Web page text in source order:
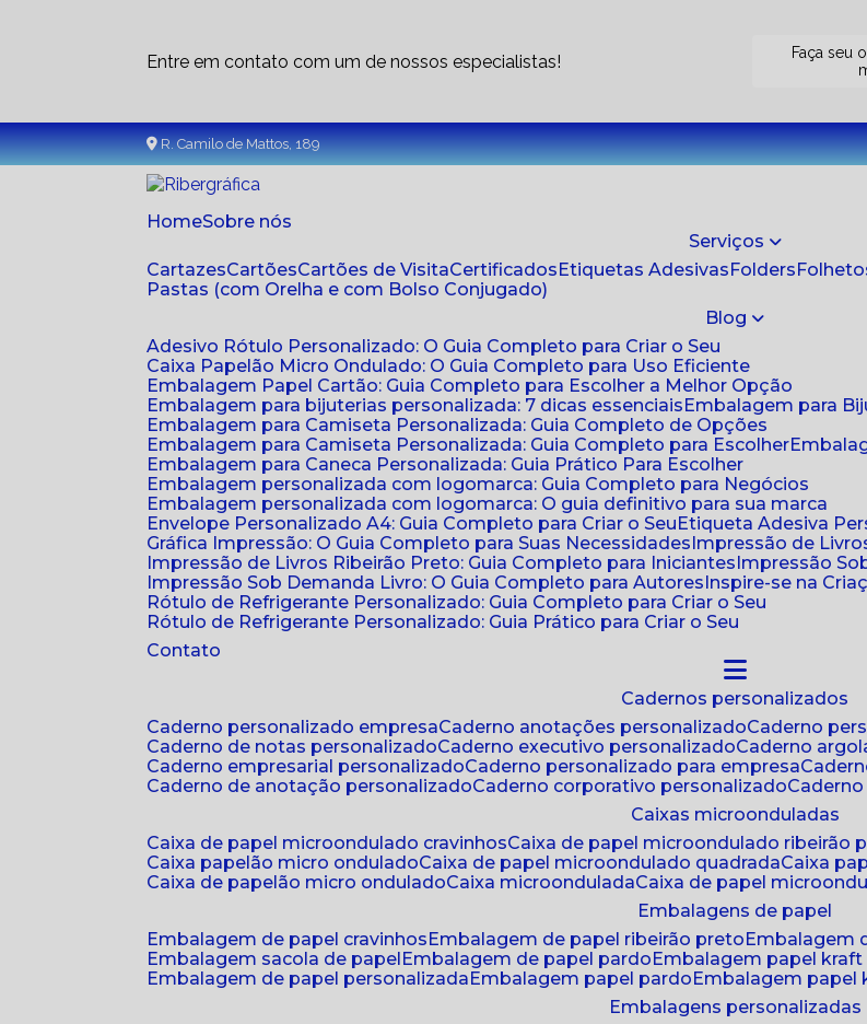
Entre em contato com um de nossos especialistas!
Faça seu
R. Camilo de Mattos, 189
Home Sobre nós
Serviços
Cartazes
Cartões Cartões de Visita Certificados Etiquetas Adesivas Folders
Pastas (com Orelha e com Bolso Conjugado)
Blog
Adesivo Rótulo Personalizado: O Guia Completo para Criar o Seu
Caixa Papelão Micro Ondulado: O Guia Completo para Uso Eficiente
Embalagem Papel Cartão: Guia Completo para Escolher a Melhor Opção
Embalagem para bijuterias personalizada: 7 dicas essenciais
Embalagem para
Embalagem para Camiseta Personalizada: Guia Completo de Opções
Embalagem para Camiseta Personalizada: Guia Completo para Escolher
Embalagem para Caneca Personalizada: Guia Prático Para Escolher
Embalagem personalizada com logomarca: Guia Completo para Negócios
Embalagem personalizada com logomarca: O guia definitivo para sua marca
Envelope Personalizado A4: Guia Completo para Criar o Seu
Etiqueta Adesiva
Gráfica Impressão: O Guia Completo para Suas Necessidades Impressão de
Impressão de Livros Ribeirão Preto: Guia Completo para Iniciantes Impressão
Impressão Sob Demanda Livro: O Guia Completo para Autores Inspire-se na
Rótulo de Refrigerante Personalizado: Guia Completo para Criar o Seu
Rótulo de Refrigerante Personalizado: Guia Prático para Criar o Seu
Contato
cadernos personalizados
caderno personalizado empresa
caderno anotações personalizado
caderno
caderno de notas personalizado
caderno executivo personalizado
caderno
caderno empresarial personalizado
caderno personalizado para empresa
caderno de anotação personalizado
caderno corporativo personalizado
caixas microonduladas
caixa de papel microondulado cravinhos
caixa de papel microondulado ribeirão
caixa papelão micro ondulado
caixa de papel microondulado quadrada caixa
caixa de papelão micro ondulado
caixa microondulada caixa de papel
embalagens de papel
embalagem de papel cravinhos
embalagem de papel ribeirão preto embalagem
embalagem sacola de papel
embalagem de papel pardo embalagem papel
embalagem de papel personalizada
embalagem papel pardo embalagem papel
embalagens personalizadas